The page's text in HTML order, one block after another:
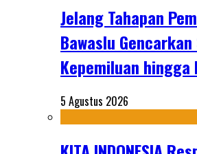
Jelang Tahapan
Bawaslu
Kepemiluan hingga
5 Agustus 2026